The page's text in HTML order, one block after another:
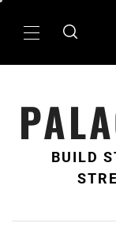
Primary
BUILD